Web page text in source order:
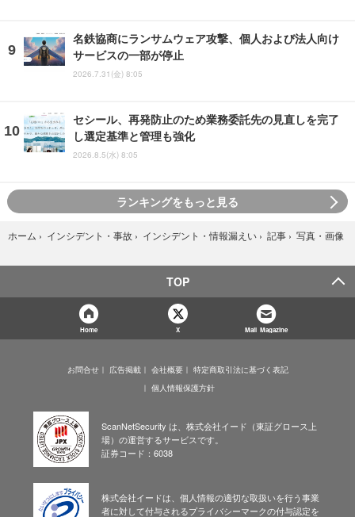
名鉄協商にランサムウェア攻撃、個人および法人向け
サービスの一部が停止
2026.7.31(金) 8:05
セシール、再発防止のため業務委託先の見直しを完了
し選定基準と管理も強化
2026.8.5(水) 8:05
ランキングをもっと見る
ホーム › インシデント・事故 › インシデント・情報漏えい › 記事 › 写真・画像
TOP
Home X Mail Magazine
お問合せ 広告掲載 会社概要
特定商取引法に基づく表記
個人情報保護方針
ScanNetSecurity は、株式会社イード（東証グロース上
場）の運営するサービスです。
証券コード：6038
株式会社イードは、個人情報の適切な取扱いを行う事業
者に対して付与されるプライバシーマークの付与認定を